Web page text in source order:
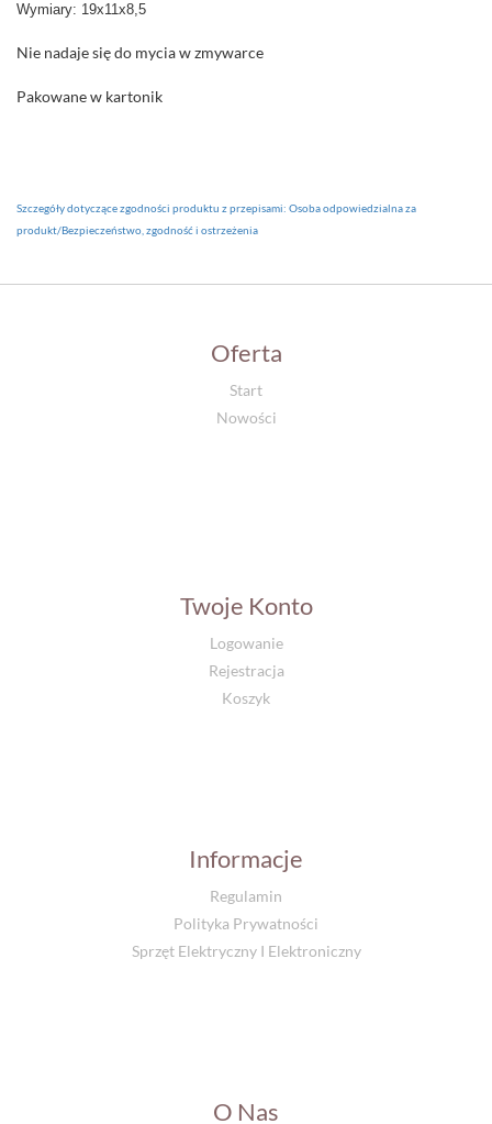
Wymiary: 19x11x8,5
Nie nadaje się do mycia w zmywarce
Pakowane w kartonik
Szczegóły dotyczące zgodności produktu z przepisami: Osoba odpowiedzialna za
produkt/Bezpieczeństwo, zgodność i ostrzeżenia
Oferta
Start
Nowości
Twoje Konto
Logowanie
Rejestracja
Koszyk
Informacje
Regulamin
Polityka Prywatności
Sprzęt Elektryczny I Elektroniczny
O Nas